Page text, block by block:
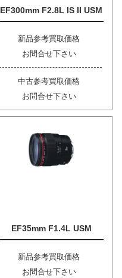
EF300mm F2.8L IS II USM
新品参考買取価格
お問合せ下さい
中古参考買取価格
お問合せ下さい
EF35mm F1.4L USM
新品参考買取価格
お問合せ下さい